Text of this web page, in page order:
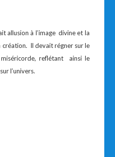
allusion à l’image divine et la
Il devait régner sur le
reflétant ainsi le
l’univers.